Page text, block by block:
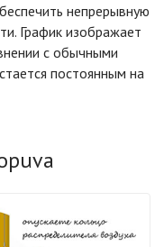
непрерывную
График изображает
с обычными
постоянным на